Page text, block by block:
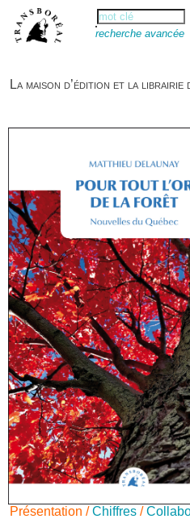
recherche avancée
La maison d’édition et la
Présentation /Chiffres /